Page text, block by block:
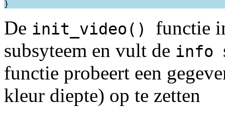
De init_video() functie
subsyteem en vult de info
functie probeert een
kleur diepte) op te zetten